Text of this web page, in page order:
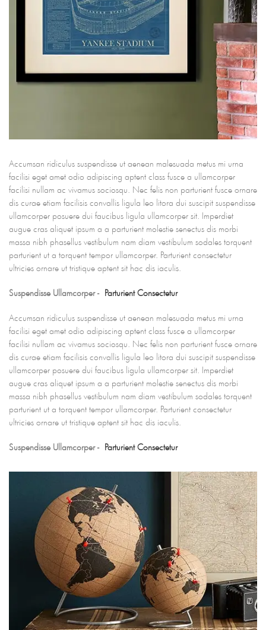
Accumsan ridiculus suspendisse ut aenean malesuada metus mi urna
facilisi eget amet odio adipiscing aptent class fusce a ullamcorper
facilisi nullam ac vivamus sociosqu. Nec felis non parturient fusce ornare
dis curae etiam facilisis convallis ligula leo litora dui suscipit suspendisse
ullamcorper posuere dui faucibus ligula ullamcorper sit. Imperdiet
augue cras aliquet ipsum a a parturient molestie senectus dis morbi
massa nibh phasellus vestibulum nam diam vestibulum sodales torquent
parturient ut a torquent tempor ullamcorper. Parturient consectetur
ultricies ornare ut tristique aptent sit hac dis iaculis.
Suspendisse Ullamcorper - Parturient Consectetur
Accumsan ridiculus suspendisse ut aenean malesuada metus mi urna
facilisi eget amet odio adipiscing aptent class fusce a ullamcorper
facilisi nullam ac vivamus sociosqu. Nec felis non parturient fusce ornare
dis curae etiam facilisis convallis ligula leo litora dui suscipit suspendisse
ullamcorper posuere dui faucibus ligula ullamcorper sit. Imperdiet
augue cras aliquet ipsum a a parturient molestie senectus dis morbi
massa nibh phasellus vestibulum nam diam vestibulum sodales torquent
parturient ut a torquent tempor ullamcorper. Parturient consectetur
ultricies ornare ut tristique aptent sit hac dis iaculis.
Suspendisse Ullamcorper - Parturient Consectetur